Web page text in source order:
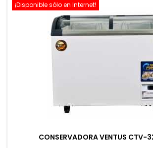
¡Disponible sólo en Internet!
CONSERVADORA VENTUS CTV-